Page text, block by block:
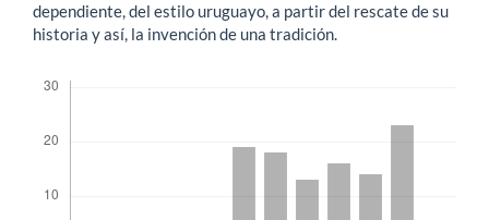
dependiente, del estilo uruguayo, a partir del rescate de su
historia y así, la invención de una tradición.